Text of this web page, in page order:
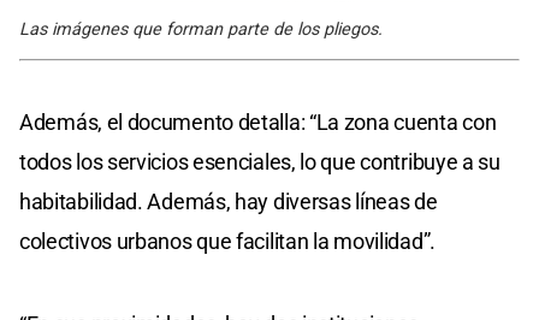
Las imágenes que forman parte de los pliegos.
Además, el documento detalla: “La zona cuenta con
todos los servicios esenciales, lo que contribuye a su
habitabilidad. Además, hay diversas líneas de
colectivos urbanos que facilitan la movilidad”.